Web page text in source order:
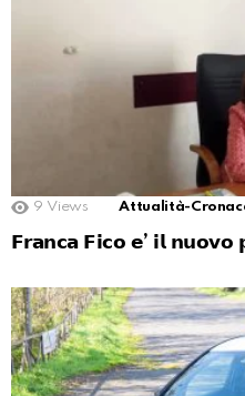
9 Views Attualità-
𝗙𝗿𝗮𝗻𝗰𝗮 𝗙𝗶𝗰𝗼 𝗲’ 𝗶𝗹 𝗻𝘂𝗼𝘃𝗼